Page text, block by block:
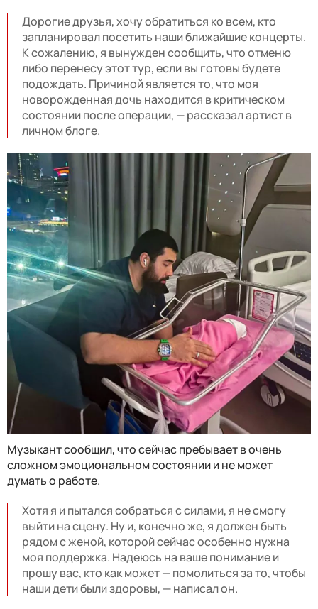
Дорогие друзья, хочу обратиться ко всем, кто
запланировал посетить наши ближайшие концерты.
К сожалению, я вынужден сообщить, что отменю
либо перенесу этот тур, если вы готовы будете
подождать. Причиной является то, что моя
новорожденная дочь находится в критическом
состоянии после операции, — рассказал артист в
личном блоге.
Музыкант сообщил, что сейчас пребывает в очень
сложном эмоциональном состоянии и не может
думать о работе.
Хотя я и пытался собраться с силами, я не смогу
выйти на сцену. Ну и, конечно же, я должен быть
рядом с женой, которой сейчас особенно нужна
моя поддержка. Надеюсь на ваше понимание и
прошу вас, кто как может — помолиться за то, чтобы
наши дети были здоровы, — написал он.